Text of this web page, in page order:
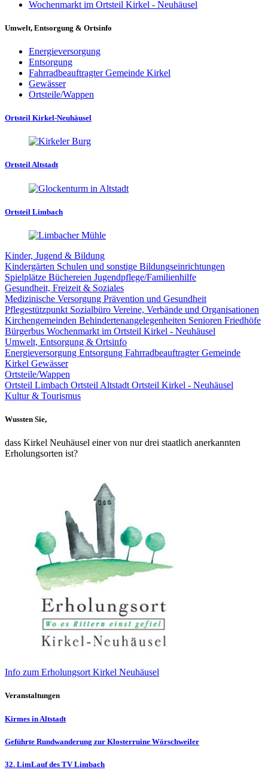
Wochenmarkt im Ortsteil Kirkel - Neuhäusel
Umwelt, Entsorgung & Ortsinfo
Energieversorgung
Entsorgung
Fahrradbeauftragter Gemeinde Kirkel
Gewässer
Ortsteile/Wappen
Ortsteil Kirkel-Neuhäusel
Ortsteil Altstadt
Ortsteil Limbach
Kinder, Jugend & Bildung
Kindergärten Schulen und sonstige Bildungseinrichtungen
Spielplätze Büchereien Jugendpflege/Familienhilfe
Gesundheit, Freizeit & Soziales
Medizinische Versorgung Prävention und Gesundheit
Pflegestützpunkt Sozialbüro Vereine, Verbände und Organisationen
Kirchengemeinden Behindertenangelegenheiten Senioren Friedhöfe
Bürgerbus Wochenmarkt im Ortsteil Kirkel - Neuhäusel
Umwelt, Entsorgung & Ortsinfo
Energieversorgung Entsorgung Fahrradbeauftragter Gemeinde
Kirkel Gewässer
Ortsteile/Wappen
Ortsteil Limbach Ortsteil Altstadt Ortsteil Kirkel - Neuhäusel
Kultur & Tourismus
Wussten Sie,
dass Kirkel Neuhäusel einer von nur drei staatlich anerkannten
Erholungsorten ist?
Info zum Erholungsort Kirkel Neuhäusel
Veranstaltungen
Kirmes in Altstadt
Geführte Rundwanderung zur Klosterruine Wörschweiler
32. LimLauf des TV Limbach